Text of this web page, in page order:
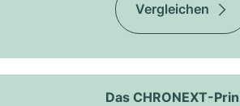
Vergleichen
Das CHRONEXT-